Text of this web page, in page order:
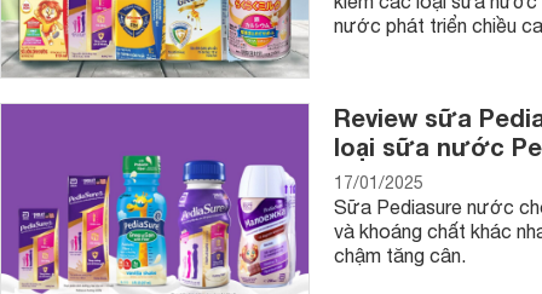
Những lưu ý khi chọn mua đồ chơi nhập vai
Khi chọn mua đồ chơi nhập vai bạn cần lưu ý một số vấn đề
- Chọn mua đồ chơi nhập vai của thương hiệu nổi tiếng uy
tưởng lựa chọn cho con mình.
nước phát triển chiều
Review sữa
loại sữa nước
17/01/2025
Sữa Pediasure nước
và khoáng chất khác
chậm tăng cân.